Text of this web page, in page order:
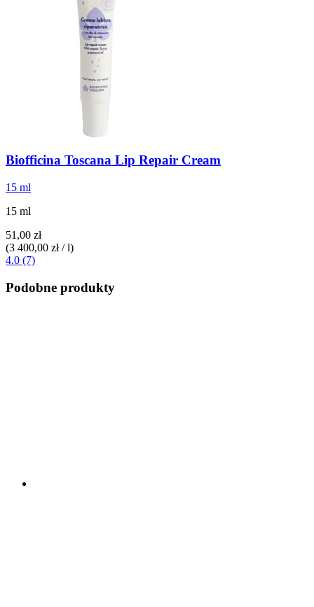
Biofficina Toscana Lip Repair Cream
15 ml
15 ml
51,00 zł
(3 400,00 zł / l)
4.0 (7)
Podobne produkty